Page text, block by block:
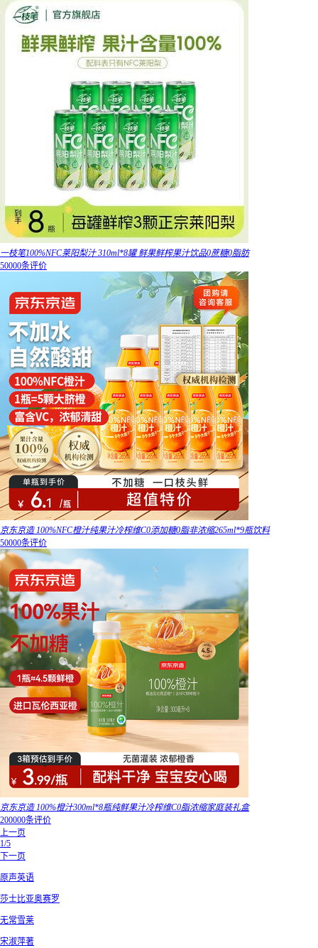
一枝笔100%NFC莱阳梨汁 310ml*8罐 鲜果鲜榨果汁饮品0蔗糖0脂肪
50000条评价
京东京造 100%NFC橙汁纯果汁冷榨维C0添加糖0脂非浓缩265ml*9瓶饮料
50000条评价
京东京造 100%橙汁300ml*8瓶纯鲜果汁冷榨维C0脂浓缩家庭装礼盒
200000条评价
上一页
1/5
下一页
原声英语
莎士比亚奥赛罗
无常雪莱
宋淑萍著